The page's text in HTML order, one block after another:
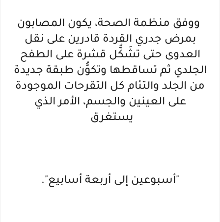
ووفق منظمة الصحة، يكون المصابون
بمرض جدري القردة قادرين على نقل
العدوى حتى تشَكُّل قشرة على الطفح
الجلدي ثم تساقطها وتكوُّن طبقة جديدة
من الجلد والتئام كل التقرحات الموجودة
على العينين والجسم، الأمر الذي
يستغرق
"أسبوعين إلى أربعة أسابيع".